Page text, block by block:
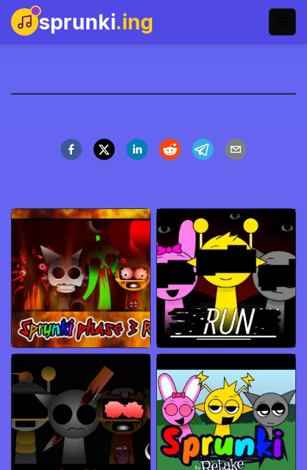
sprunki.ing
Zagraj teraz